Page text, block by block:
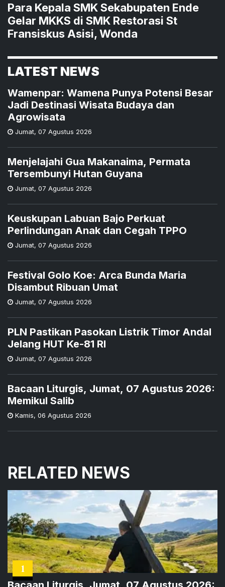
Para Kepala SMK Sekabupaten Ende
Gelar MKKS di SMK Restorasi St
Fransiskus Asisi, Wonda
LATEST NEWS
Wamenpar: Wamena Punya Potensi Besar
Jadi Destinasi Wisata Budaya dan
Agrowisata
Jumat, 07 Agustus 2026
Menjelajahi Gua Makanaima, Permata
Tersembunyi Hutan Guyana
Jumat, 07 Agustus 2026
Keuskupan Labuan Bajo Perkuat
Perlindungan Anak dan Cegah TPPO
Jumat, 07 Agustus 2026
Festival Golo Koe: Arca Bunda Maria
Disambut Ribuan Umat
Jumat, 07 Agustus 2026
PLN Pastikan Pasokan Listrik Timor Andal
Jelang HUT Ke-81 RI
Jumat, 07 Agustus 2026
Bacaan Liturgis, Jumat, 07 Agustus 2026:
Memikul Salib
Kamis, 06 Agustus 2026
RELATED NEWS
1